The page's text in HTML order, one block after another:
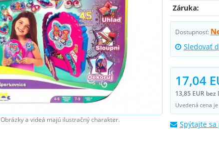
Obrázky a videá majú ilustračný charakter.
Záruka:
Dostupnosť:
Sledovať
17,04
13,85 EUR bez
Uvedená cena je
Spýtajte sa